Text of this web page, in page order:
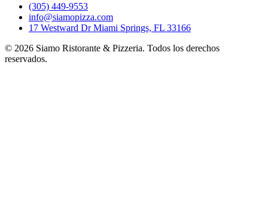
(305) 449-9553
info@siamopizza.com
17 Westward Dr Miami Springs, FL 33166
© 2026 Siamo Ristorante & Pizzeria. Todos los derechos
reservados.